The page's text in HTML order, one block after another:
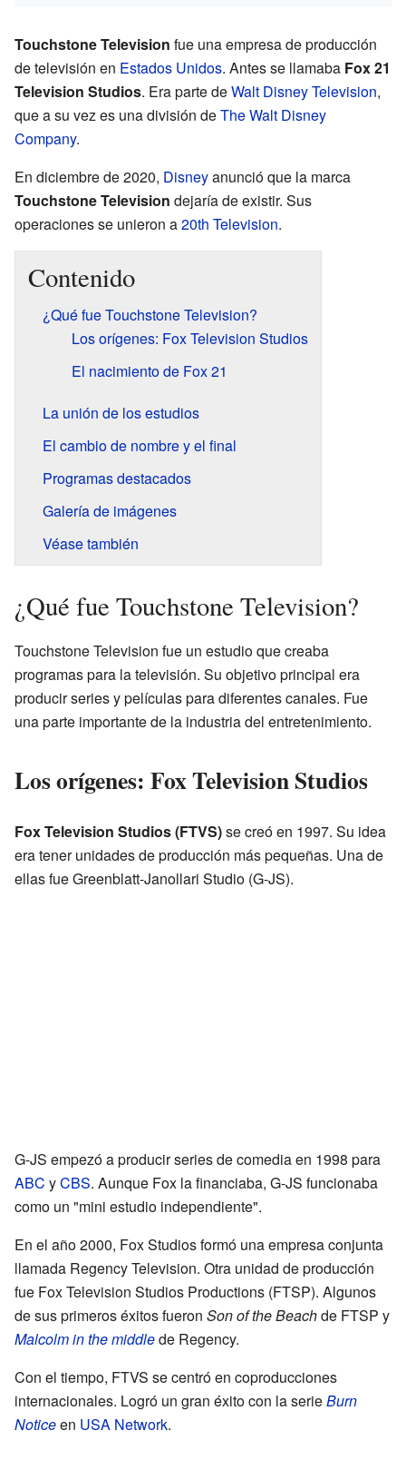
Touchstone Television fue una empresa de producción
de televisión en Estados Unidos. Antes se llamaba Fox 21
Television Studios. Era parte deWalt Disney Television,
que a su vez es una división deThe Walt Disney
Company.
En diciembre de 2020, Disneyanunció que la marca
Touchstone Television dejaría de existir. Sus
operaciones se unieron a20th Television.
Contenido
¿Qué fue Touchstone Television?
Los orígenes: Fox Television Studios
El nacimiento de Fox 21
La unión de los estudios
El cambio de nombre y el final
Programas destacados
Galería de imágenes
Véase también
¿Qué fue Touchstone Television?
Touchstone Television fue un estudio que creaba
programas para la televisión. Su objetivo principal era
producir series y películas para diferentes canales. Fue
una parte importante de la industria del entretenimiento.
Los orígenes: Fox Television Studios
Fox Television Studios (FTVS)se creó en 1997. Su idea
era tener unidades de producción más pequeñas. Una de
ellas fue Greenblatt-Janollari Studio (G-JS).
G-JS empezó a producir series de comedia en 1998 para
ABC yCBS. Aunque Fox la financiaba, G-JS funcionaba
como un "mini estudio independiente".
En el año 2000, Fox Studios formó una empresa conjunta
llamada Regency Television. Otra unidad de producción
fue Fox Television Studios Productions (FTSP). Algunos
de sus primeros éxitos fueron Son of the Beachde FTSP y
Malcolm in the middlede Regency.
Con el tiempo, FTVS se centró en coproducciones
internacionales. Logró un gran éxito con la serieBurn
Noticeen USA Network.